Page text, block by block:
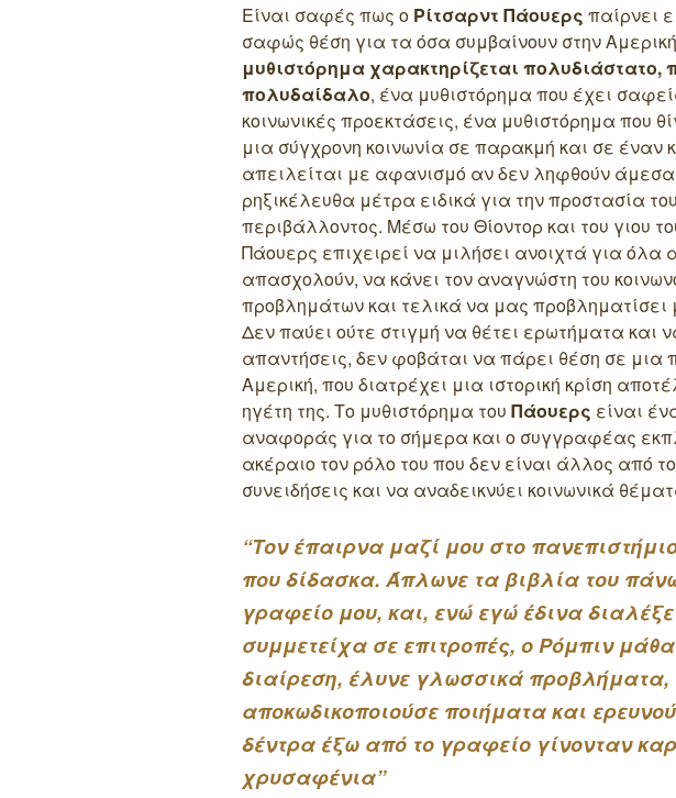
Είναι σαφές πως ο Ρίτσαρντ Πάουερς παίρνει
σαφώς θέση για τα όσα συμβαίνουν στην Αμερική
μυθιστόρημα χαρακτηρίζεται πολυδιάστατο,
πολυδαίδαλο, ένα μυθιστόρημα που έχει
κοινωνικές προεκτάσεις, ένα μυθιστόρημα που
μια σύγχρονη κοινωνία σε παρακμή και σε έναν
απειλείται με αφανισμό αν δεν ληφθούν άμεσα
ρηξικέλευθα μέτρα ειδικά για την προστασία του
περιβάλλοντος. Μέσω του Θίοντορ και του γιου
Πάουερς επιχειρεί να μιλήσει ανοιχτά για όλα
απασχολούν, να κάνει τον αναγνώστη του
προβλημάτων και τελικά να μας προβληματίσει
Δεν παύει ούτε στιγμή να θέτει ερωτήματα και
απαντήσεις, δεν φοβάται να πάρει θέση σε μια
Αμερική, που διατρέχει μια ιστορική κρίση
ηγέτη της. Το μυθιστόρημα του Πάουερς είναι
αναφοράς για το σήμερα και ο συγγραφέας
ακέραιο τον ρόλο του που δεν είναι άλλος από
συνειδήσεις και να αναδεικνύει κοινωνικά
“Τον έπαιρνα μαζί μου στο
που δίδασκα. Άπλωνε τα βιβλία του
γραφείο μου, και, ενώ εγώ έδινα
συμμετείχα σε επιτροπές, ο Ρόμπιν
διαίρεση, έλυνε γλωσσικά προβλήματα,
αποκωδικοποιούσε ποιήματα και
δέντρα έξω από το γραφείο γίνονταν
χρυσαφένια”